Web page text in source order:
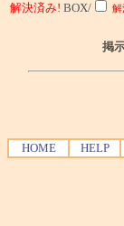
解決済み! BOX/ 解
掲
HOME HELP